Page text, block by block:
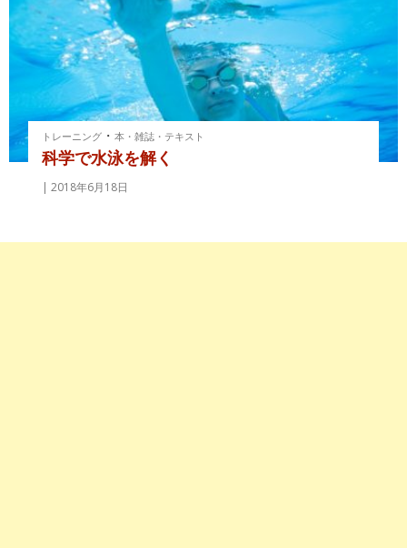
トレーニング ・本・雑誌・テキスト
科学で水泳を解く
2018年6月18日